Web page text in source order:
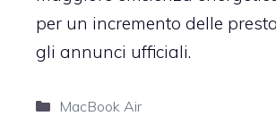
per un incremento delle
gli annunci ufficiali.
Categorie
MacBook Air